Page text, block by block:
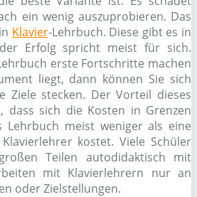
ein wenig auszuprobieren. Das
Klavier-Lehrbuch. Diese gibt es in
Erfolg spricht meist für sich.
erste Fortschritte machen
liegt, dann können Sie sich
Ziele stecken. Der Vorteil dieses
dass sich die Kosten in Grenzen
meist weniger als eine
kostet. Viele Schüler
Teilen autodidaktisch mit
mit Klavierlehrern nur an
oder Zielstellungen.